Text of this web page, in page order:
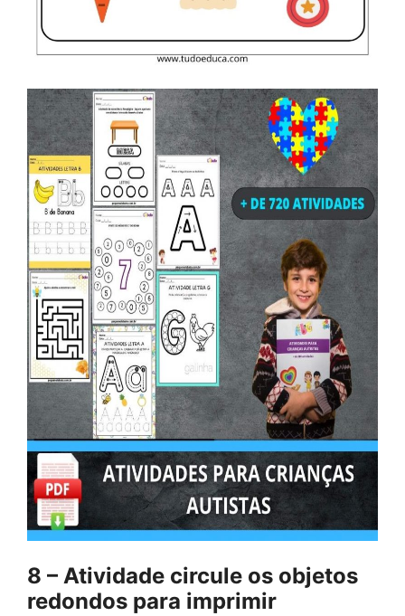
8 – Atividade circule os objetos
redondos para imprimir